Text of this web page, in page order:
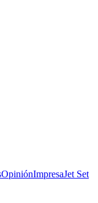
OpiniónImpresaJet Set